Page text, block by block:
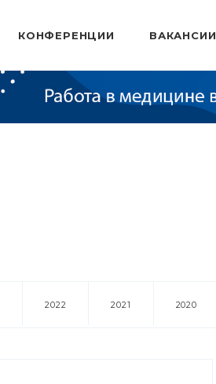
КОНФЕРЕНЦИИ ВАКАНСИИ
2022 2021 2020